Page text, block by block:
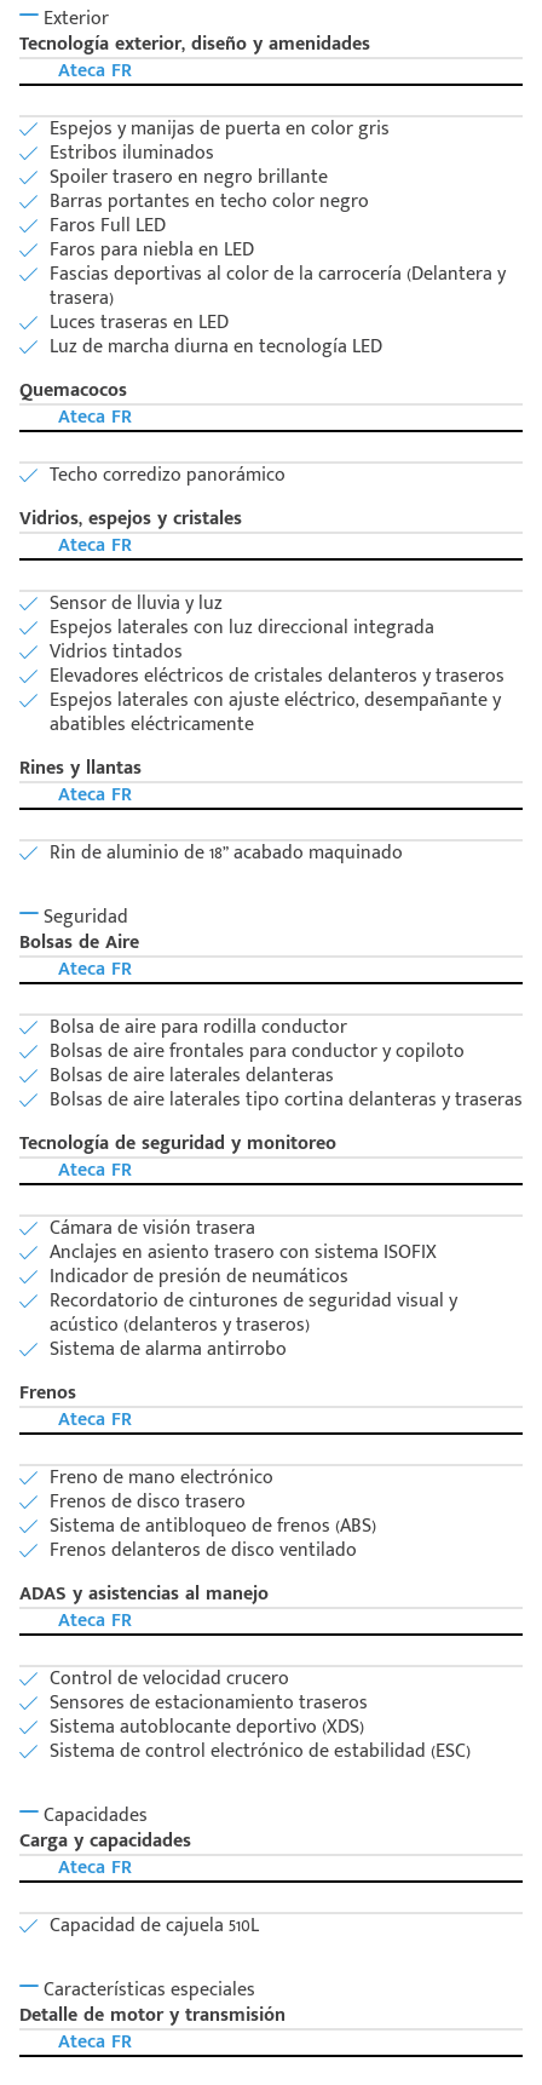
Exterior
Tecnología exterior, diseño y amenidades
Ateca FR
Espejos y manijas de puerta en color gris
Estribos iluminados
Spoiler trasero en negro brillante
Barras portantes en techo color negro
Faros Full LED
Faros para niebla en LED
Fascias deportivas al color de la carrocería (Delantera y
trasera)
Luces traseras en LED
Luz de marcha diurna en tecnología LED
Quemacocos
Ateca FR
Techo corredizo panorámico
Vidrios, espejos y cristales
Ateca FR
Sensor de lluvia y luz
Espejos laterales con luz direccional integrada
Vidrios tintados
Elevadores eléctricos de cristales delanteros y traseros
Espejos laterales con ajuste eléctrico, desempañante y
abatibles eléctricamente
Rines y llantas
Ateca FR
Rin de aluminio de 18” acabado maquinado
Seguridad
Bolsas de Aire
Ateca FR
Bolsa de aire para rodilla conductor
Bolsas de aire frontales para conductor y copiloto
Bolsas de aire laterales delanteras
Bolsas de aire laterales tipo cortina delanteras y traseras
Tecnología de seguridad y monitoreo
Ateca FR
Cámara de visión trasera
Anclajes en asiento trasero con sistema ISOFIX
Indicador de presión de neumáticos
Recordatorio de cinturones de seguridad visual y
acústico (delanteros y traseros)
Sistema de alarma antirrobo
Frenos
Ateca FR
Freno de mano electrónico
Frenos de disco trasero
Sistema de antibloqueo de frenos (ABS)
Frenos delanteros de disco ventilado
ADAS y asistencias al manejo
Ateca FR
Control de velocidad crucero
Sensores de estacionamiento traseros
Sistema autoblocante deportivo (XDS)
Sistema de control electrónico de estabilidad (ESC)
Capacidades
Carga y capacidades
Ateca FR
Capacidad de cajuela 510L
Características especiales
Detalle de motor y transmisión
Ateca FR